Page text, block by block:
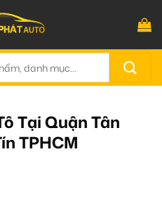
Tại Quận Tân
TPHCM